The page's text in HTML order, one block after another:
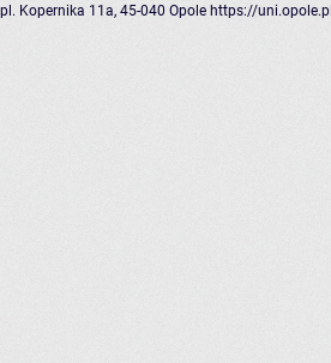
pl. Kopernika 11a, 45-040 Opole https://uni.opole.pl